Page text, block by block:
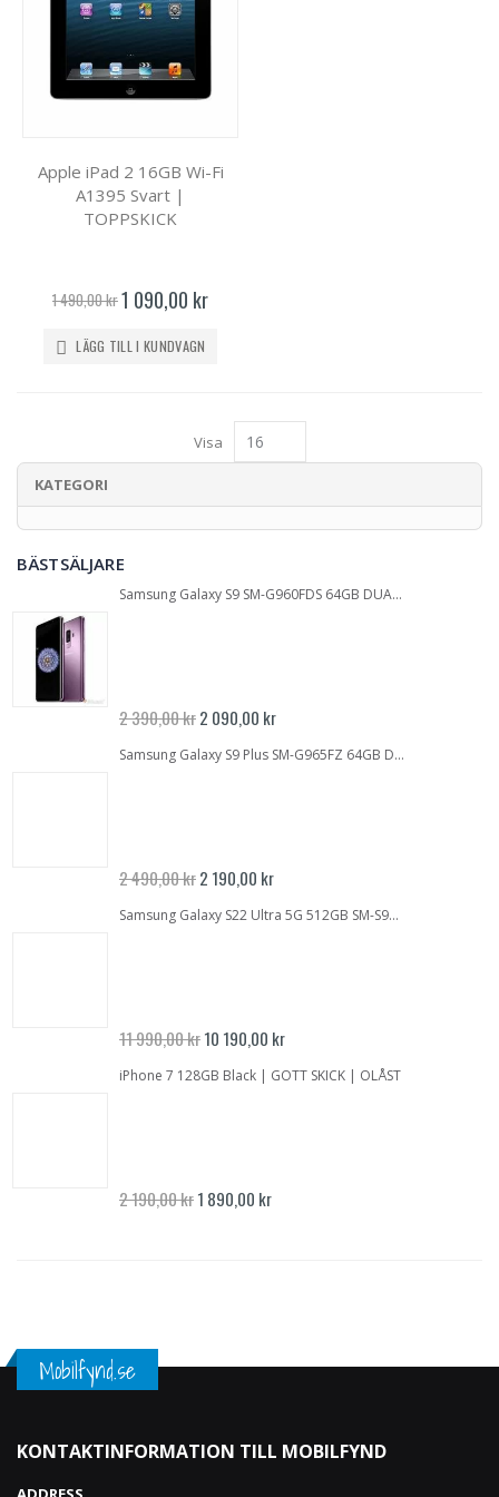
Apple iPad 2 16GB Wi-Fi
A1395 Svart |
TOPPSKICK
1 490,00 krSpecialpris
1 090,00 kr
LÄGG TILL I KUNDVAGN
Visa
KATEGORI
BÄSTSÄLJARE
Samsung Galaxy S9 SM-G960FDS 64GB DUALSIM Lilac Purple | Inbrända pixlar | GOTT SKICK | OLÅST
2 390,00 kr Specialpris
2 090,00 kr
Samsung Galaxy S9 Plus SM-G965FZ 64GB DUALSIM Midnight Black | GOTT SKICK | Inbrända pixlar | OLÅST
2 490,00 kr Specialpris
2 190,00 kr
Samsung Galaxy S22 Ultra 5G 512GB SM-S908B Vit | NYSKICK | OLÅST
11 990,00 kr Specialpris
10 190,00 kr
iPhone 7 128GB Black | GOTT SKICK | OLÅST
2 190,00 kr Specialpris
1 890,00 kr
Mobilfynd.se
KONTAKTINFORMATION TILL MOBILFYND